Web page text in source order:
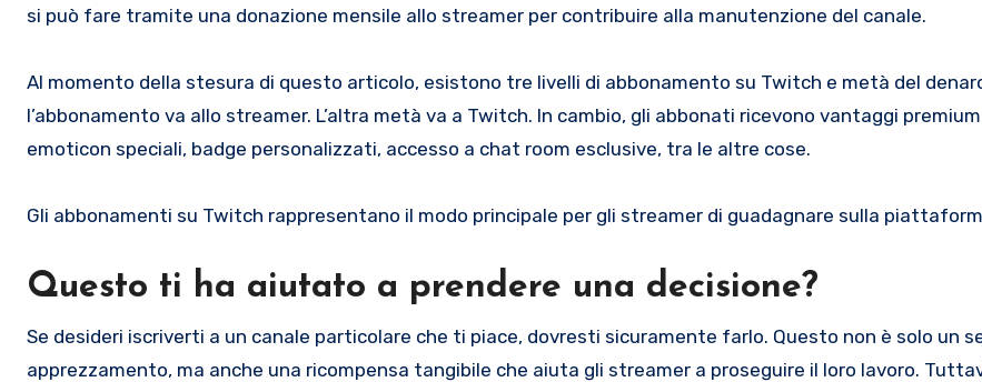
si può fare tramite una donazione mensile allo streamer per contribuire alla manutenzione del canale.
Al momento della stesura di questo articolo, esistono tre livelli di abbonamento su Twitch e metà del
l’abbonamento va allo streamer. L’altra metà va a Twitch. In cambio, gli abbonati ricevono vantaggi
emoticon speciali, badge personalizzati, accesso a chat room esclusive, tra le altre cose.
Gli abbonamenti su Twitch rappresentano il modo principale per gli streamer di guadagnare sulla
Questo ti ha aiutato a prendere una decisione?
Se desideri iscriverti a un canale particolare che ti piace, dovresti sicuramente farlo. Questo non è solo un
apprezzamento, ma anche una ricompensa tangibile che aiuta gli streamer a proseguire il loro lavoro.